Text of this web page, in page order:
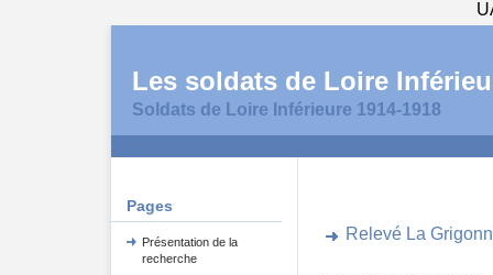
Les soldats de Loire
Soldats de Loire Inférieure 1914-1918
Pages
Présentation de la
recherche
Relevé La